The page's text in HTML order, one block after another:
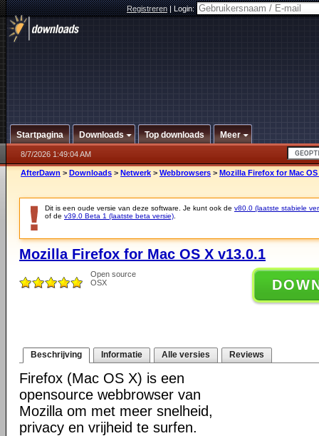
Registreren|Login:
Startpagina Downloads Top downloads Meer
8/7/2026 1:49:04 AM
AfterDawn > Downloads > Netwerk > Webbrowsers > Mozilla Firefox for Mac OS
Dit is een oude versie van deze software. Je kunt ook de v80.0 (laatste stabiele
of de v39.0 Beta 1 (laatste beta versie)
Mozilla Firefox for Mac OS X v13.0.1
Open source
OSX
Beschrijving Informatie Alle versies Reviews
Firefox (Mac OS X) is een
opensource webbrowser van
Mozilla om met meer snelheid,
privacy en vrijheid te surfen.